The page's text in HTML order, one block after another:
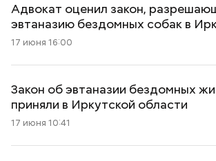
Адвокат оценил закон,
эвтаназию бездомных собак в
17 июня 16:00
Закон об эвтаназии бездомных
приняли в Иркутской области
17 июня 10:41